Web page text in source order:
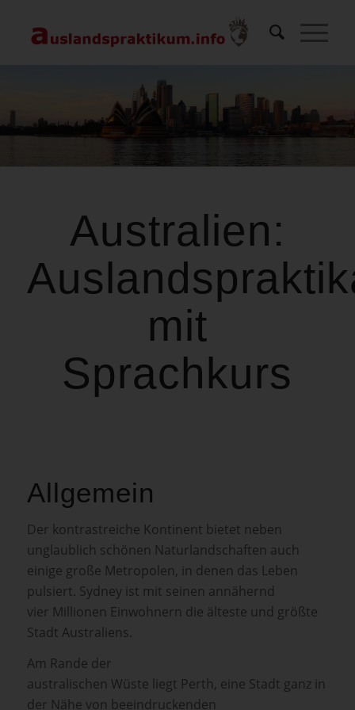
Australien:
mit
Sprachkurs
Allgemein
Der kontrastreiche Kontinent bietet neben
unglaublich schönen Naturlandschaften auch
einige große Metropolen, in denen das Leben
pulsiert. Sydney ist mit seinen annähernd
vier Millionen Einwohnern die älteste und größte
Stadt Australiens.
Am Rande der
australischen Wüste liegt Perth, eine Stadt ganz in
der Nähe von beeindruckenden